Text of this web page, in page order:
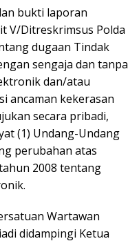
bukti laporan
V/Ditreskrimsus Polda
dugaan Tindak
sengaja dan tanpa
dan/atau
ancaman kekerasan
secara pribadi,
(1) Undang-Undang
perubahan atas
2008 tentang
Wartawan
didampingi Ketua